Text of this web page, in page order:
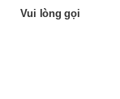
Vui lòng gọi